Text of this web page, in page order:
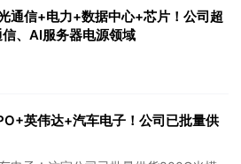
通信+电力+数据中心+芯片！公司超
、AI服务器电源领域
英伟达+汽车电子！公司已批量供